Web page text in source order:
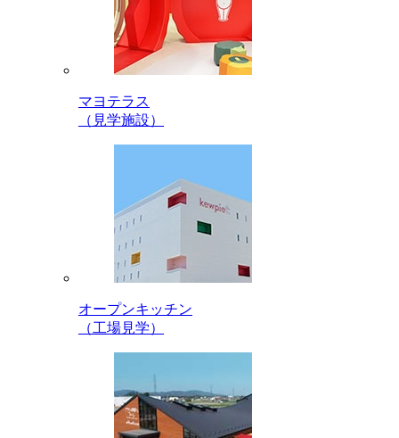
マヨテラス
（見学施設）
オープンキッチン
（工場見学）